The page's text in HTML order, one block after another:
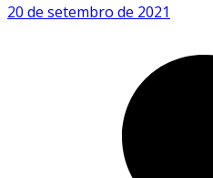
20 de setembro de 2021